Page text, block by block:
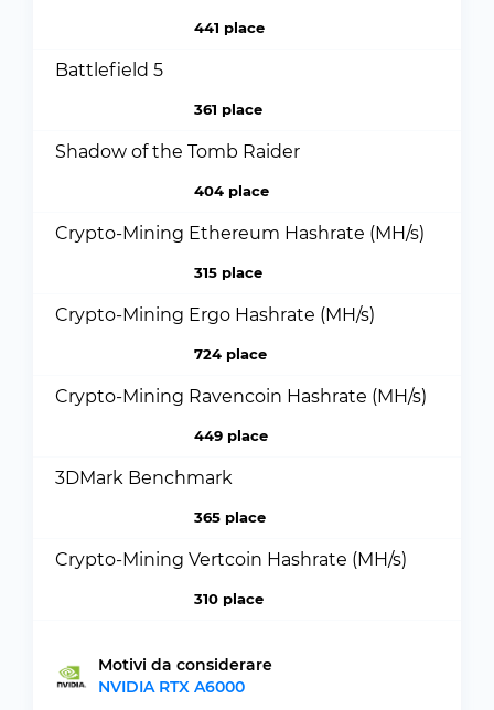
441 place
Battlefield 5
361 place
Shadow of the Tomb Raider
404 place
Crypto-Mining Ethereum Hashrate (MH/s)
315 place
Crypto-Mining Ergo Hashrate (MH/s)
724 place
Crypto-Mining Ravencoin Hashrate (MH/s)
449 place
3DMark Benchmark
365 place
Crypto-Mining Vertcoin Hashrate (MH/s)
310 place
Motivi da considerare
NVIDIA RTX A6000